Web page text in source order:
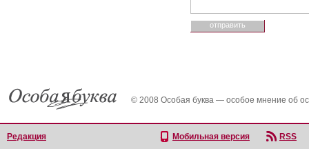
© 2008 Особая буква — особое мнение об
Редакция Мобильная версия
RSS